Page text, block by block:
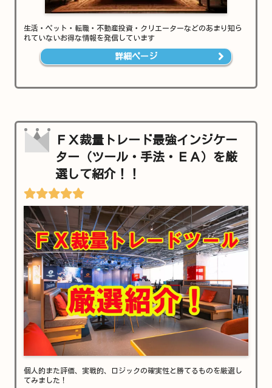
生活・ペット・転職・不動産投資・クリエーターなどのあまり知ら
れていないお得な情報を発信しています
詳細ページ
ＦＸ裁量トレード最強インジケー
ター（ツール・手法・ＥＡ）を厳
選して紹介！！
個人的また評価、実戦的、ロジックの確実性と勝てるものを厳選し
てみました！